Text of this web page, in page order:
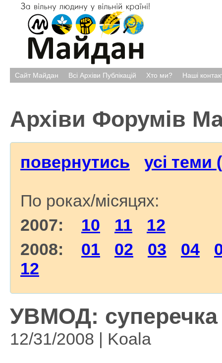
Сайт Майдан Всі Архіви Публікацій Хто ми? Наші
Архіви Форумів
повернутись усі теми
По роках/місяцях:
2007: 10 11
12
2008: 01 02 03 04
12
УВМОД: суперечка
12/31/2008 | Koala